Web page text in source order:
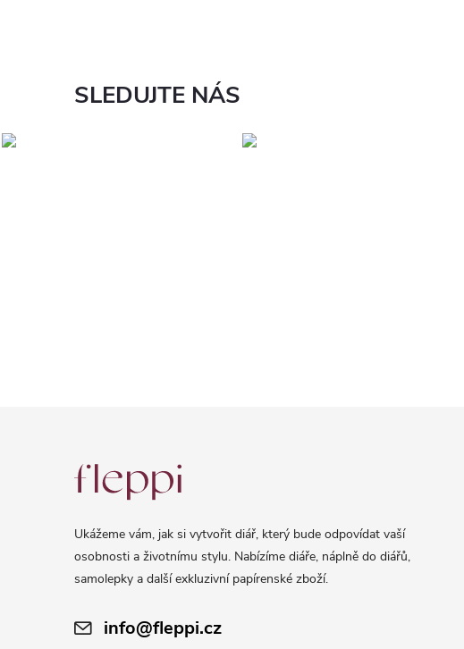
SLEDUJTE NÁS
Ukážeme vám, jak si vytvořit diář, který bude odpovídat vaší
osobnosti a životnímu stylu. Nabízíme diáře, náplně do diářů,
samolepky a další exkluzivní papírenské zboží.
info@fleppi.cz